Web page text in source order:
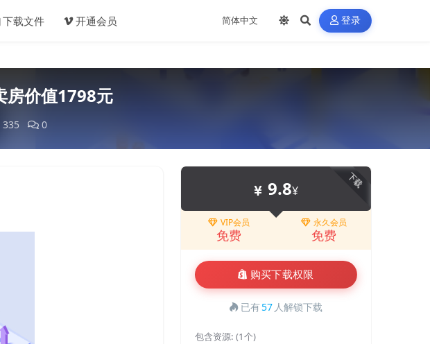
下载文件 开通会员 登录
房价值1798元
335 0
下载
9.8¥
VIP会员
免费
永久会员
免费
购买下载权限
已有57 人解锁下载
包含资源: (1个)